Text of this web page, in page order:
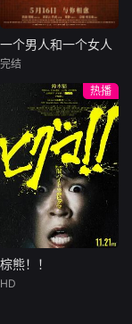
在学园中等待着的
是新的伙伴、与人
类最强勇者赫米奥
寐以求的组队攻略
地下城……等等。
然而这个世界无论
走到哪里都是“地狱
模式”。在新的舞台
上，前废人玩家
造的“换命游戏”。
豪华别墅、名车名
表、神秘女友全部
备齐，在陈伦的精
瞬间拥有顶配人
生。
一个男人和一个女人
周汉宁
男人（黄渤
饰）和女人（倪妮
饰）飞机同时落
地，入住同一家酒
店，成为一墙之隔
的邻居。不够隔音
的房间暴露了男人
和女人因生活暂停
陷入的困境，健
康、家庭、婚姻、
一个男人和一个女人
完结
热播
棕熊！！
棕熊！！
HD